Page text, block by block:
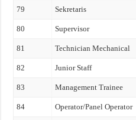
79 Sekretaris
80 Supervisor
81 Technician Mechanical
82 Junior Staff
83 Management Trainee
84 Operator/Panel Operator